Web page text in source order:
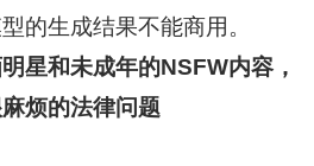
的生成结果不能商用。
星和未成年的NSFW内容，
烦的法律问题